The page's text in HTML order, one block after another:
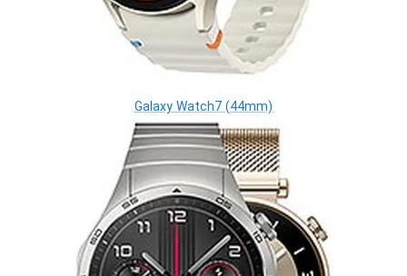
Galaxy Watch7 (44mm)